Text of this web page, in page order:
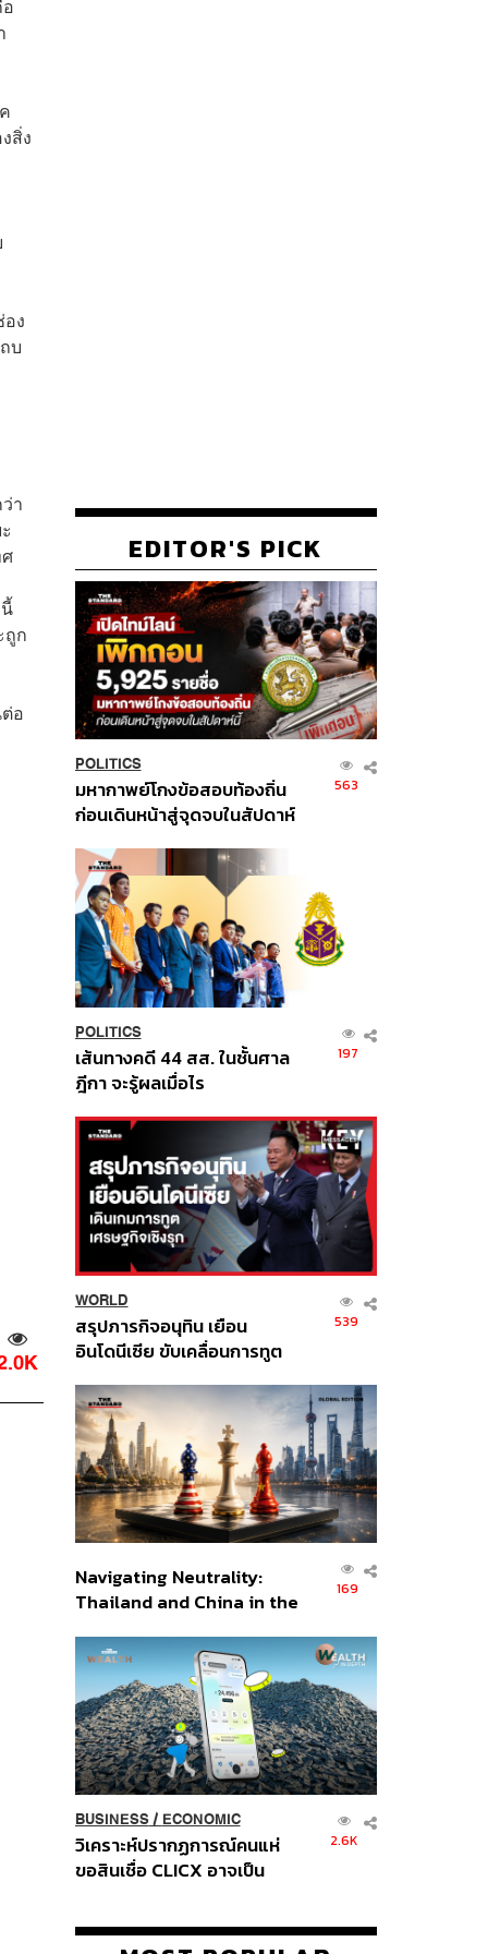
สิ่ง
ง
บ
า
ถูก
อ
EDITOR'S PICK
POLITICS
มหากาพย์โกงข้อสอบท้องถิ่น
ก่อนเดินหน้าสู่จุดจบในสัปดาห์
563
POLITICS
เส้นทางคดี 44 สส. ในชั้นศาล
ฎีกา จะรู้ผลเมื่อไร
197
WORLD
สรุปภารกิจอนุทิน เยือน
อินโดนีเซีย ขับเคลื่อนการทูต
ส่วนยุทธศาสตร์ไทย –
อินโดนีเซีย
539
Navigating Neutrality:
Thailand and China in the
Order
169
BUSINESS/ ECONOMIC
วิเคราะห์ปรากฏการณ์คนแห่
ขอสินเชื่อ CLICX อาจเป็น
ปัญหาหนี้ครัวเรือนไทยที่ถูกซุก
2.6K